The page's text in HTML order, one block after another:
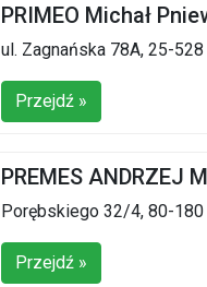
PRIMEO Michał
ul. Zagnańska 78A, 25-
Przejdź »
PREMES ANDRZEJ
Porębskiego 32/4, 80-180
Przejdź »